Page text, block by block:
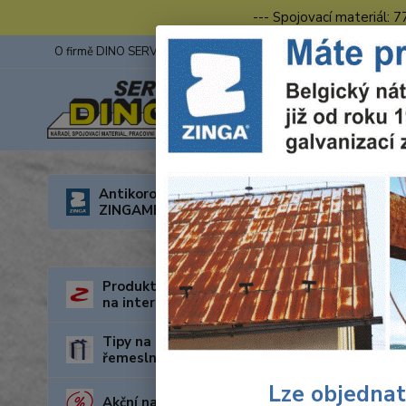
--- Spojovací materiál:
O firmě DINO SERVIS s.r.o. ZINGA Fotogalerie z výstav
Antikorozní nátěry
ZINGAMETALL
Produkty za nejnižší cenu
na internetu
Tipy na dárky pro kutily a
řemeslníky
Akční nabídka
Úvod
Akce
Lze